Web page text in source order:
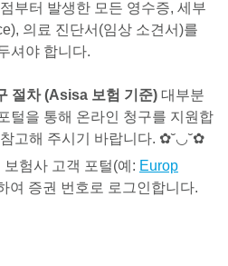
부터 발생한 모든 영수증, 세부
의료 진단서(임상 소견서)를
셔야 합니다.
절차 (Asisa 보험 기준) 대부분
털을 통해 온라인 청구를 지원합
고해 주시기 바랍니다. ✿˘◡˘✿
보험사 고객 포털(예: Europ
여 증권 번호로 로그인합니다.